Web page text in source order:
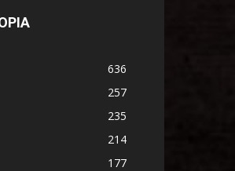
636
257
235
214
177